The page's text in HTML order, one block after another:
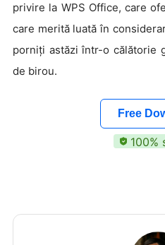
privire la WPS Office, care
care merită luată în
porniți astăzi într-o călătorie
de birou.
Free
100%